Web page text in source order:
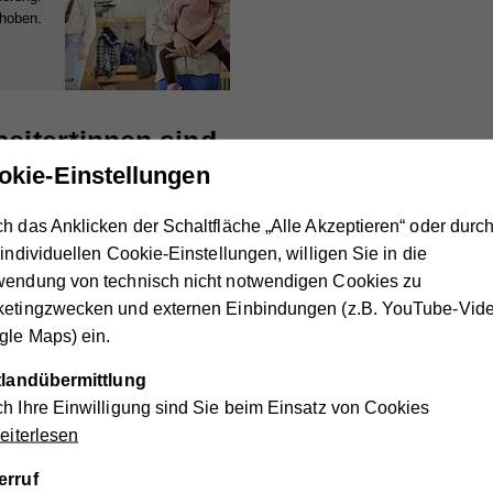
sind
erfahrene Kindergartenpädagoginnen und -pädagogen,
absolviert haben. Zusätzlich kümmern sich Helfer/innen und
Einbindung in ein perfekt eingespieltes Team garantiert
Kosten
vom Land Kärnten unterstützt, um die Preise für Sie
der Betreuung. Lassen Sie sich von uns einfach
Sie rechnen können. Wir beraten Sie gerne.
Einstellungen
das Anklicken der Schaltfläche „Alle Akzeptieren“ oder durch
individuellen Cookie-Einstellungen, willigen Sie in die
von technisch nicht notwendigen Cookies zu
und externen Einbindungen (z.B. YouTube-
Maps) ein.
Ihre Einwilligung sind Sie beim Einsatz von Cookies